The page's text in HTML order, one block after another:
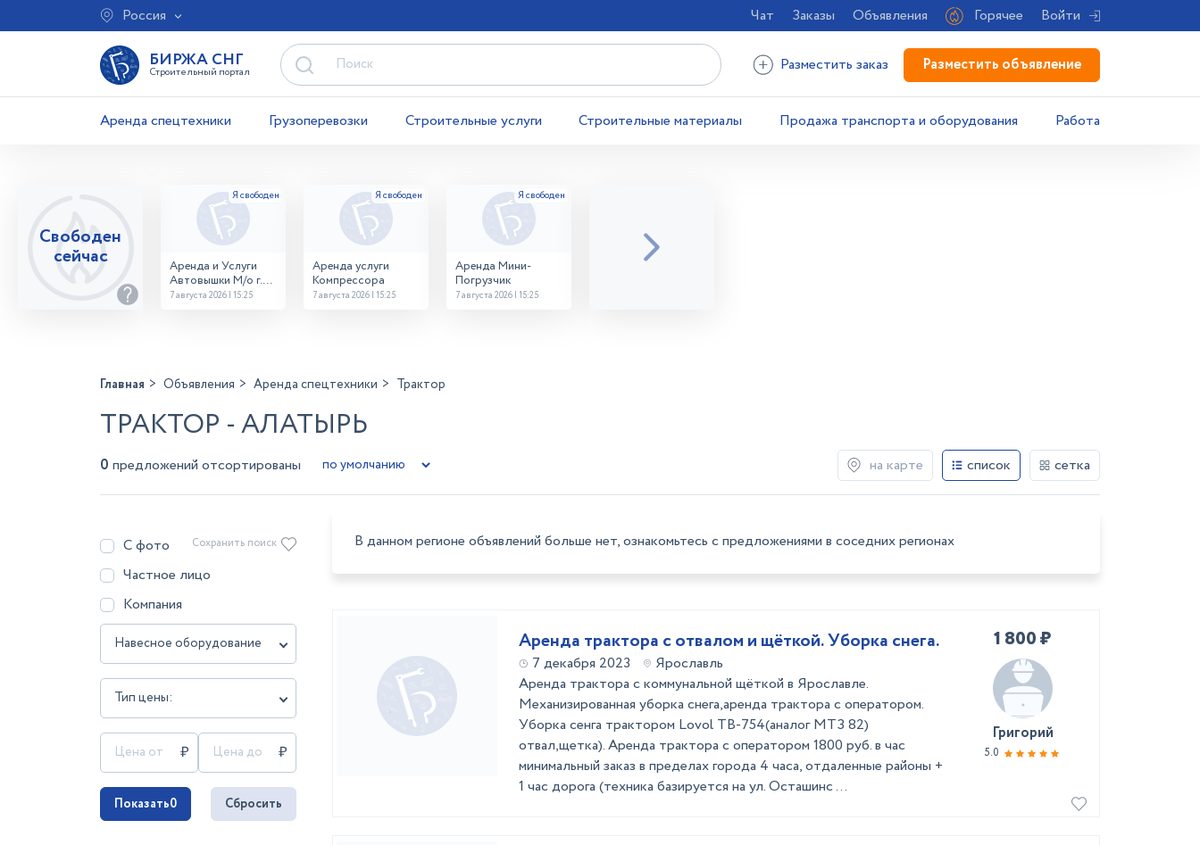
Россия Чат Заказы Объявления Горячее Войти
БИРЖА СНГ
Строительный портал Разместить заказ Разместить объявление
Аренда спецтехники Грузоперевозки Строительные услуги Строительные материалы Продажа транспорта и оборудования Работа
Свободен
сейчас
Аренда и Услуги
Автовышки М/о г.
Домодедово
7 августа 2026 | 15:25
Аренда услуги
Компрессора
7 августа 2026 | 15:25
Аренда Мини-
Погрузчик
7 августа 2026 | 15:25
Главная Объявления Аренда спецтехники Трактор
ТРАКТОР - АЛАТЫРЬ
0 предложений отсортированы на карте список сетка
С фото
Частное лицо
Компания
Навесное оборудование
Тип цены:
Сохранить поиск
Показать0 Сбросить
В данном регионе объявлений больше нет, ознакомьтесь с предложениями в соседних регионах
Аренда трактора с отвалом и щёткой. Уборка снега.
7 декабря 2023
Ярославль
Аренда трактора с коммунальной щёткой в Ярославле.
Механизированная уборка снега,аренда трактора с оператором.
Уборка сенга трактором Lovol ТВ-754(аналог МТЗ 82)
отвал,щетка). Аренда трактора с оператором 1800 руб. в час
минимальный заказ в пределах города 4 часа, отдаленные районы +
1 час дорога (техника базируется на ул. Осташинс ...
1 800 ₽
Григорий
5.0